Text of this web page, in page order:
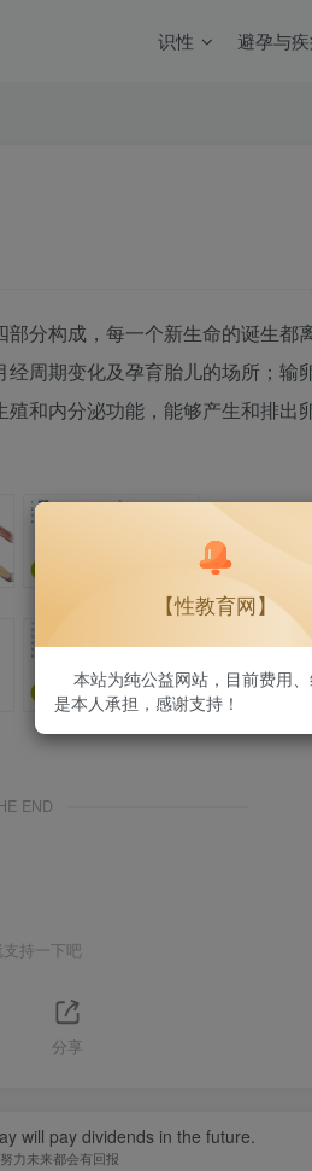
识性 避孕与
分构成，每一个新生命的诞生都
周期变化及孕育胎儿的场所；输
和内分泌功能，能够产生和排出
END
支持一下吧
分享
will pay dividends in the future.
力未来都会有回报
【性教育网】
本站为纯公益网站，目前费用
是本人承担，感谢支持！